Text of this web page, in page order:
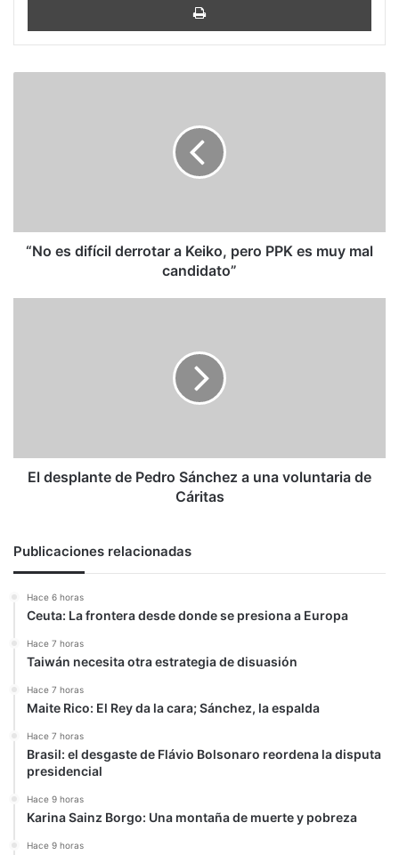
es
muy“No es difícil derrotar a Keiko, pero PPK es muy mal
candidato”
de
Cáritas
El desplante de Pedro Sánchez a una voluntaria de
Cáritas
Publicaciones relacionadas
Hace 6 horas
Ceuta: La frontera desde donde se presiona a Europa
Hace 7 horas
Taiwán necesita otra estrategia de disuasión
Hace 7 horas
Maite Rico: El Rey da la cara; Sánchez, la espalda
Hace 7 horas
Brasil: el desgaste de Flávio Bolsonaro reordena la disputa
presidencial
Hace 9 horas
Karina Sainz Borgo: Una montaña de muerte y pobreza
Hace 9 horas